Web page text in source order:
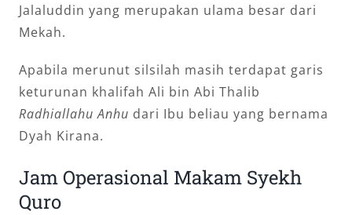
Jalaluddin yang merupakan ulama besar dari
Mekah.
Apabila merunut silsilah masih terdapat garis
keturunan khalifah Ali bin Abi Thalib
Radhiallahu Anhu dari Ibu beliau yang bernama
Dyah Kirana.
Jam Operasional Makam Syekh
Quro